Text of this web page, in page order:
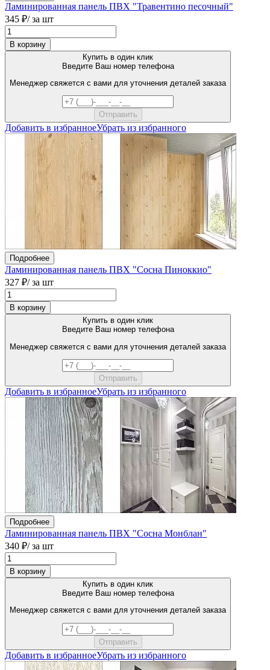
Ламинированная панель ПВХ "Травентино песочный"
345 ₽/ за шт
В корзину
Купить в один клик
Введите Ваш номер телефона
Менеджер свяжется с вами для уточнения деталей заказа
Добавить в избранноеУбрать из избранного
Подробнее
Ламинированная панель ПВХ "Сосна Пиноккио"
327 ₽/ за шт
В корзину
Купить в один клик
Введите Ваш номер телефона
Менеджер свяжется с вами для уточнения деталей заказа
Добавить в избранноеУбрать из избранного
Подробнее
Ламинированная панель ПВХ "Сосна Монблан"
340 ₽/ за шт
В корзину
Купить в один клик
Введите Ваш номер телефона
Менеджер свяжется с вами для уточнения деталей заказа
Добавить в избранноеУбрать из избранного